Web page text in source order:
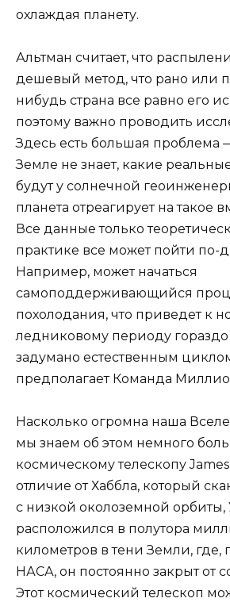
охлаждая планету.
Альтман считает, что
дешевый метод, что рано или
нибудь страна все равно его
поэтому важно проводить
Здесь есть большая проблема
Земле не знает, какие
будут у солнечной
планета отреагирует на такое
Все данные только
практике все может пойти по-
Например, может начаться
самоподдерживающийся
похолодания, что приведет к
ледниковому периоду гораздо
задумано естественным
предполагает Команда
Насколько огромна наша
мы знаем об этом немного
космическому телескопу
отличие от Хаббла, который
с низкой околоземной орбиты,
расположился в полутора
километров в тени Земли, где,
НАСА, он постоянно закрыт от
Этот космический телескоп